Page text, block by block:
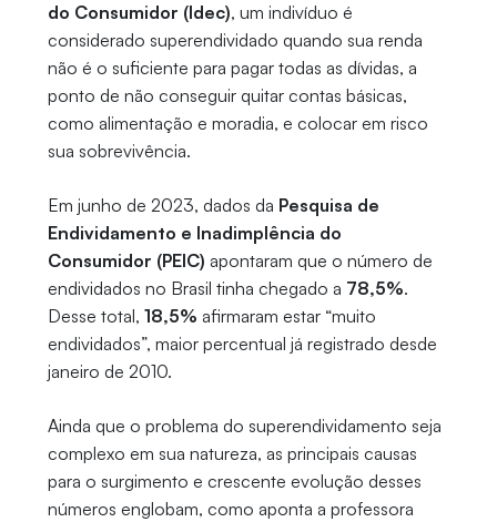
do Consumidor (Idec), um indivíduo é
considerado superendividado quando sua renda
não é o suficiente para pagar todas as dívidas, a
ponto de não conseguir quitar contas básicas,
como alimentação e moradia, e colocar em risco
sua sobrevivência.
Em junho de 2023, dados da Pesquisa de
Endividamento e Inadimplência do
Consumidor (PEIC) apontaram que o número de
endividados no Brasil tinha chegado a 78,5%.
Desse total, 18,5% afirmaram estar “muito
endividados”, maior percentual já registrado desde
janeiro de 2010.
Ainda que o problema do superendividamento seja
complexo em sua natureza, as principais causas
para o surgimento e crescente evolução desses
números englobam, como aponta a professora